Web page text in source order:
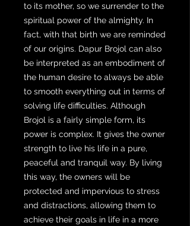
to its mother, so we surrender to the
spiritual power of the almighty. In
fact, with that birth we are reminded
of our origins. Dapur Brojol can also
be interpreted as an embodiment of
the human desire to always be able
to smooth everything out in terms of
solving life difficulties. Although
Brojol is a fairly simple form, its
power is complex. It gives the owner
strength to live his life in a pure,
peaceful and tranquil way. By living
this way, the owners will be
protected and impervious to stress
and distractions, allowing them to
achieve their goals in life in a more